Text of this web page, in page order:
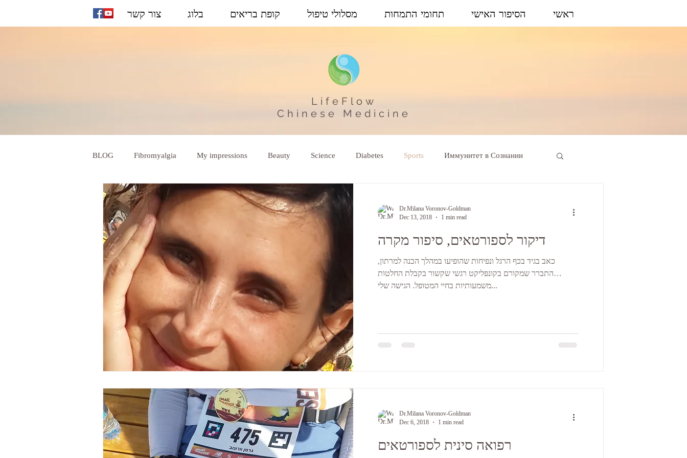
ראשי הסיפור האישי תחומי התמחות מסלולי טיפול קופת בריאים בלוג צור קשר
LifeFlow
Chinese Medicine
BLOG Fibromyalgia My impressions Beauty Science Diabetes Sports Иммунитет в Сознании
Dr.Milana Voronov-Goldman
Dec 13, 2018
1 min read
דיקור לספורטאים, סיפור מקרה
כאב בגיד בכף הרגל ונפיחות שהופיעו במהלך הכנה למרתון,
התברר שמקורם בקונפליקט רגשי שקשור בקבלת החלטות
משמעותיות בחיי המטופל. הגישה שלי...
Dr.Milana Voronov-Goldman
Dec 6, 2018
1 min read
רפואה סינית לספורטאים